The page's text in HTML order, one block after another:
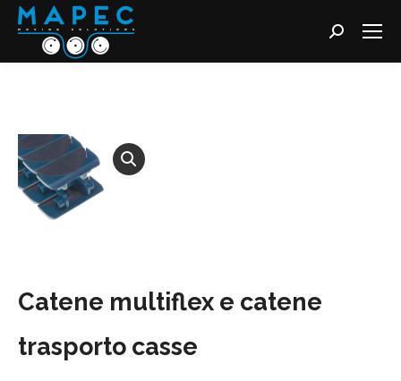
Cerca:
Catene multiflex e catene
trasporto casse